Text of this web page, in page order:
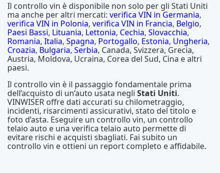
Il controllo vin è disponibile non solo per gli Stati Uniti
ma anche per altri mercati: verifica VIN in Germania,
verifica VIN in Polonia, verifica VIN in Francia, Belgio,
Paesi Bassi, Lituania, Lettonia, Cechia, Slovacchia,
Romania, Italia, Spagna, Portogallo, Estonia, Ungheria,
Croazia, Bulgaria, Serbia, Canada, Svizzera, Grecia,
Austria, Moldova, Ucraina, Corea del Sud, Cina e altri
paesi.
Il controllo vin è il passaggio fondamentale prima
dell’acquisto di un’auto usata negli Stati Uniti.
VINWISER offre dati accurati su chilometraggio,
incidenti, risarcimenti assicurativi, stato del titolo e
foto d’asta. Eseguire un controllo vin, un controllo
telaio auto e una verifica telaio auto permette di
evitare rischi e acquisti sbagliati. Fai subito un
controllo vin e ottieni un report completo e affidabile.